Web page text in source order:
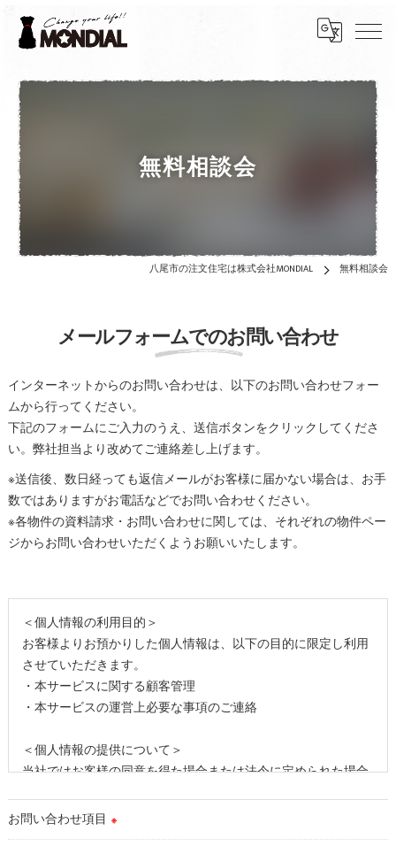
無料相談会
八尾市の注文住宅は株式会社MONDIAL 無料相談会
メールフォームでのお問い合わせ
インターネットからのお問い合わせは、以下のお問い合わせフォー
ムから行ってください。
下記のフォームにご入力のうえ、送信ボタンをクリックしてくださ
い。弊社担当より改めてご連絡差し上げます。
※送信後、数日経っても返信メールがお客様に届かない場合は、お手
数ではありますがお電話などでお問い合わせください。
※各物件の資料請求・お問い合わせに関しては、それぞれの物件ペー
ジからお問い合わせいただくようお願いいたします。
＜個人情報の利用目的＞
お客様よりお預かりした個人情報は、以下の目的に限定し利用
させていただきます。
・本サービスに関する顧客管理
・本サービスの運営上必要な事項のご連絡
＜個人情報の提供について＞
当社ではお客様の同意を得た場合または法令に定められた場合
取得した個人情報を第三者に提供することはいたしません。
お問い合わせ項目 ※